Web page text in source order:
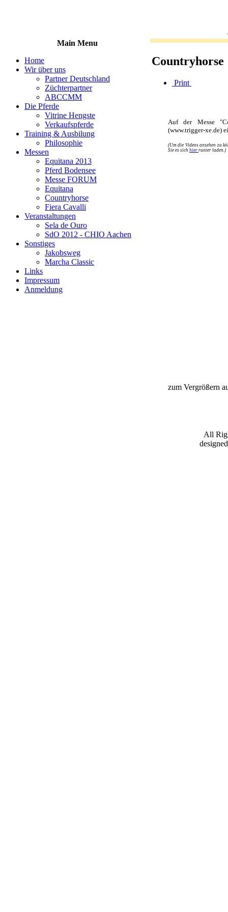
Main Menu
Home
Wir über uns
Partner Deutschland
Züchterpartner
ABCCMM
Die Pferde
Vitrine Hengste
Verkaufspferde
Training & Ausbilung
Philosophie
Messen
Equitana 2013
Pferd Bodensee
Messe FORUM
Equitana
Countryhorse
Fiera Cavalli
Veranstaltungen
Sela de Ouro
SdO 2012 - CHIO Aachen
Sonstiges
Jakobsweg
Marcha Classic
Links
Impressum
Anmeldung
Countryhorse
Print
Auf der Messe
(www.trigger-xe.de)
(Um die Videos ansehen zu
Sie es sich hier runter laden.)
zum Vergrößern
All